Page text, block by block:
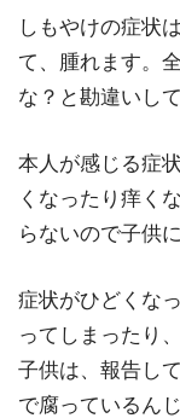
しもやけの症状
て、腫れます。
な？と勘違いし
本人が感じる症
くなったり痒く
らないので子供
症状がひどくな
ってしまったり
子供は、報告し
で腐っているん